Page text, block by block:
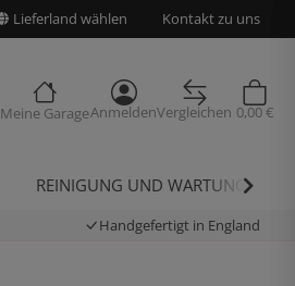
Lieferland wählen Kontakt zu uns
Meine GarageAnmeldenVergleichen 0,00 €
REINIGUNG UND WARTUNG
Handgefertigt in England